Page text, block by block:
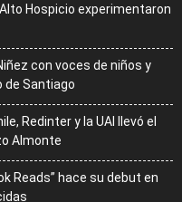
Hospicio experimentaron
con voces de niños y
de Santiago
Redinter y la UAI llevó el
Almonte
Reads” hace su debut en